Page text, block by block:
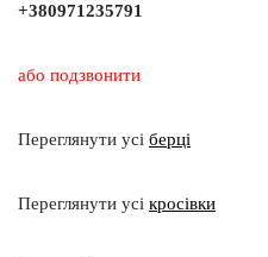
+380971235791
або подзвонити
Переглянути усі берці
Переглянути усі кросівки